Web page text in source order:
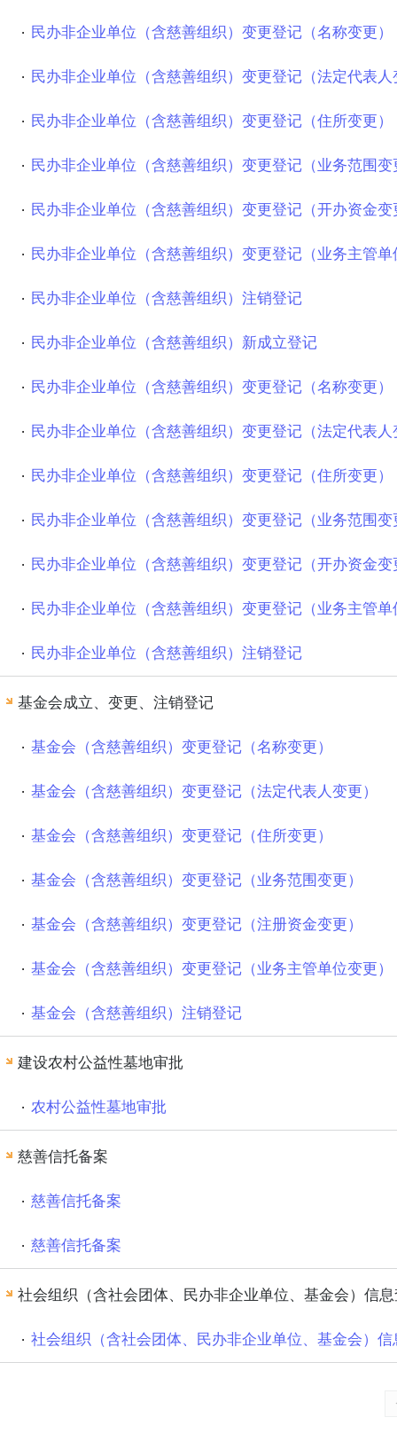
民办非企业单位（含慈善组织）变更登记（名称变更）
民办非企业单位（含慈善组织）变更登记（法定代表人
民办非企业单位（含慈善组织）变更登记（住所变更）
民办非企业单位（含慈善组织）变更登记（业务范围变
民办非企业单位（含慈善组织）变更登记（开办资金变
民办非企业单位（含慈善组织）变更登记（业务主管单
民办非企业单位（含慈善组织）注销登记
民办非企业单位（含慈善组织）新成立登记
民办非企业单位（含慈善组织）变更登记（名称变更）
民办非企业单位（含慈善组织）变更登记（法定代表人
民办非企业单位（含慈善组织）变更登记（住所变更）
民办非企业单位（含慈善组织）变更登记（业务范围变
民办非企业单位（含慈善组织）变更登记（开办资金变
民办非企业单位（含慈善组织）变更登记（业务主管单
民办非企业单位（含慈善组织）注销登记
基金会成立、变更、注销登记
基金会（含慈善组织）变更登记（名称变更）
基金会（含慈善组织）变更登记（法定代表人变更）
基金会（含慈善组织）变更登记（住所变更）
基金会（含慈善组织）变更登记（业务范围变更）
基金会（含慈善组织）变更登记（注册资金变更）
基金会（含慈善组织）变更登记（业务主管单位变更）
基金会（含慈善组织）注销登记
建设农村公益性墓地审批
农村公益性墓地审批
慈善信托备案
慈善信托备案
慈善信托备案
社会组织（含社会团体、民办非企业单位、基金会）信
社会组织（含社会团体、民办非企业单位、基金会）信